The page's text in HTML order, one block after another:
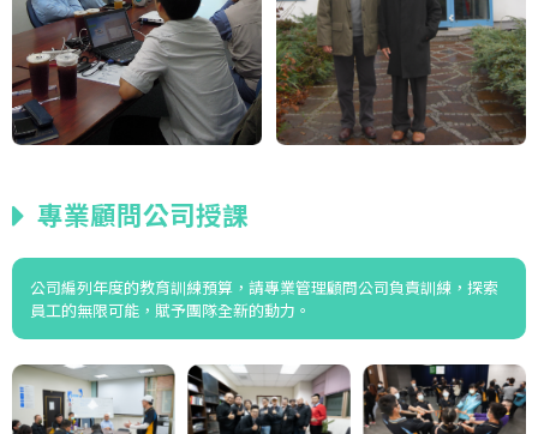
專業顧問公司授課
公司編列年度的教育訓練預算，請專業管理顧問公司負責訓練，探索
員工的無限可能，賦予團隊全新的動力。